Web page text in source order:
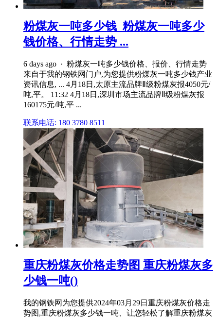
粉煤灰一吨多少钱_粉煤灰一吨多少
钱价格、行情走势 ...
6 days ago · 粉煤灰一吨多少钱价格、报价、行情走势
来自于我的钢铁网门户,为您提供粉煤灰一吨多少钱产业
资讯信息, ... 4月18日,太原主流品牌Ⅱ级粉煤灰报4050元/
吨,平。 11:32 4月18日,深圳市场主流品牌Ⅱ级粉煤灰报
160175元/吨,平 ...
联系电话: 180 3780 8511
重庆粉煤灰价格走势图 重庆粉煤灰多
少钱一吨()
我的钢铁网为您提供2024年03月29日重庆粉煤灰价格走
势图,重庆粉煤灰多少钱一吨、让您轻松了解重庆粉煤灰